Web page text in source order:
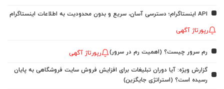
API اینستاگرام؛ دسترسی آسان، سریع و بدون محدودیت به اطلاعات اینستاگرام
رپورتاژ آگهی
رم سرور چیست؟ (اهمیت رم در سرور) رپورتاژ آگهی
گزارش ویژه: آیا دوران تبلیغات برای افزایش فروش سایت فروشگاهی به پایان
رسیده است؟ (استراتژی جایگزین)